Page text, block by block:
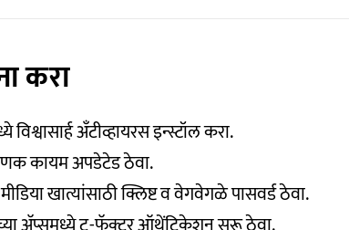
करा
अँटीव्हायरस इन्स्टॉल करा.
कायम अपडेटेड ठेवा.
खात्यांसाठी क्लिष्ट व वेगवेगळे पासवर्ड ठेवा.